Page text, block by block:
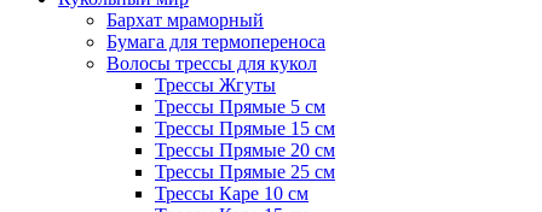
Бархат мраморный
Бумага для термопереноса
Волосы трессы для кукол
Трессы Жгуты
Трессы Прямые 5 см
Трессы Прямые 15 см
Трессы Прямые 20 см
Трессы Прямые 25 см
Трессы Каре 10 см